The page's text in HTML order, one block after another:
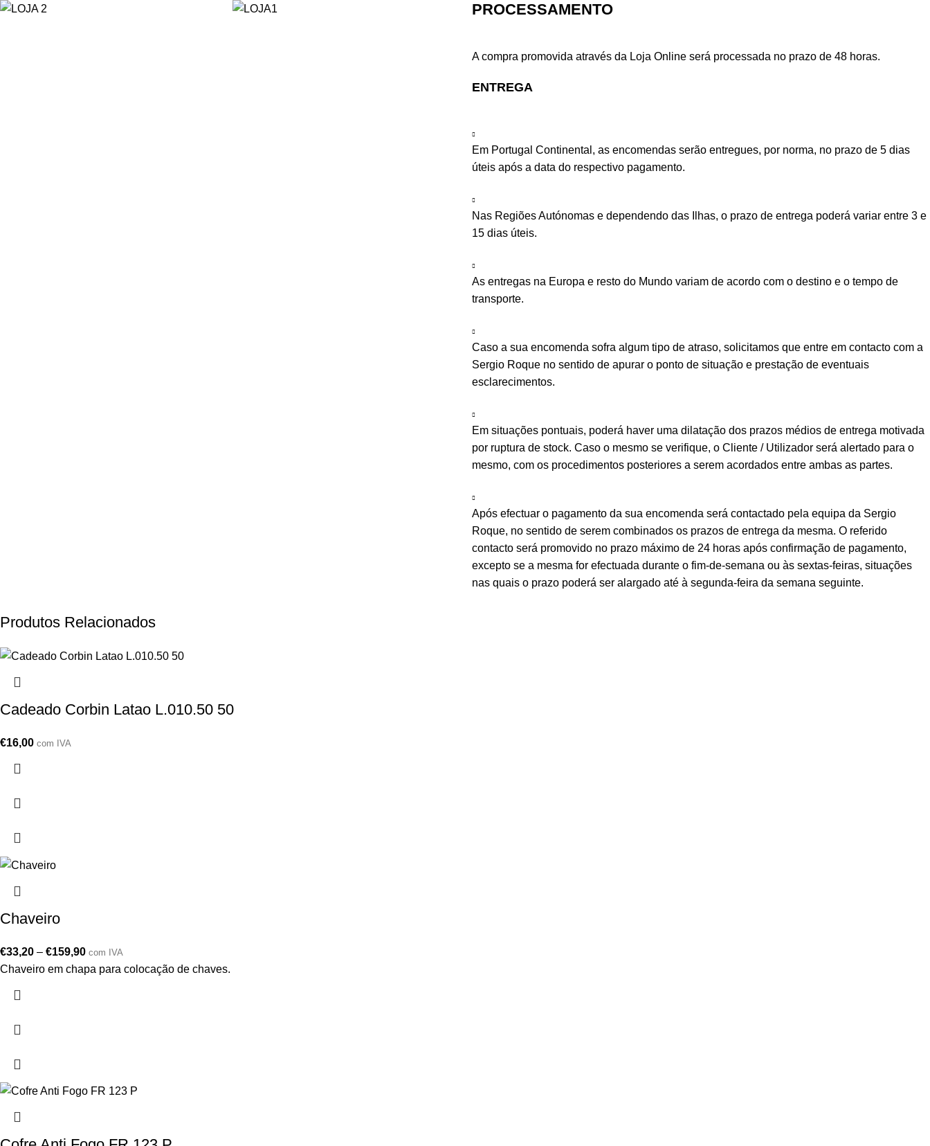
PROCESSAMENTO
A compra promovida através da Loja Online será processada no prazo de 48 horas.
ENTREGA
Em Portugal Continental, as encomendas serão entregues, por norma, no prazo de 5 dias
úteis após a data do respectivo pagamento.
Nas Regiões Autónomas e dependendo das Ilhas, o prazo de entrega poderá variar entre 3 e
15 dias úteis.
As entregas na Europa e resto do Mundo variam de acordo com o destino e o tempo de
transporte.
Caso a sua encomenda sofra algum tipo de atraso, solicitamos que entre em contacto com a
Sergio Roque no sentido de apurar o ponto de situação e prestação de eventuais
esclarecimentos.
Em situações pontuais, poderá haver uma dilatação dos prazos médios de entrega motivada
por ruptura de stock. Caso o mesmo se verifique, o Cliente / Utilizador será alertado para o
mesmo, com os procedimentos posteriores a serem acordados entre ambas as partes.
Após efectuar o pagamento da sua encomenda será contactado pela equipa da Sergio
Roque, no sentido de serem combinados os prazos de entrega da mesma. O referido
contacto será promovido no prazo máximo de 24 horas após confirmação de pagamento,
excepto se a mesma for efectuada durante o fim-de-semana ou às sextas-feiras, situações
nas quais o prazo poderá ser alargado até à segunda-feira da semana seguinte.
Produtos Relacionados
Cadeado Corbin Latao L.010.50 50
€16,00 com IVA
Chaveiro
€33,20 – €159,90 com IVA
Chaveiro em chapa para colocação de chaves.